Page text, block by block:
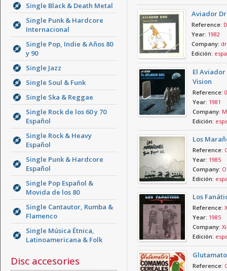
Single Black & Death Metal
Single Punk & Hardcore
Internacional
Single Pop, Indie & Años 80
y 90
Single Jazz
Single Soul & Funk
Single Ska & Reggae
Single Rock de los 60 y 70
Español
Single Rock & Heavy
Español
Single Punk & Hardcore
Español
Single Pop Español &
Movida de los 80
Single Cantautor, Rumba &
Flamenco
Single Música Étnica,
Latinoamericana & Folk
Disc accesories
Aviador
Reference:
Year: 1982
Company:
Edición:
El Aviador
Vision
Reference:
Year: 1981
Company:
Edición:
Los
Reference:
Year: 1985
Company:
Edición:
Los
Reference:
Year: 1985
Company:
Edición:
Reference: